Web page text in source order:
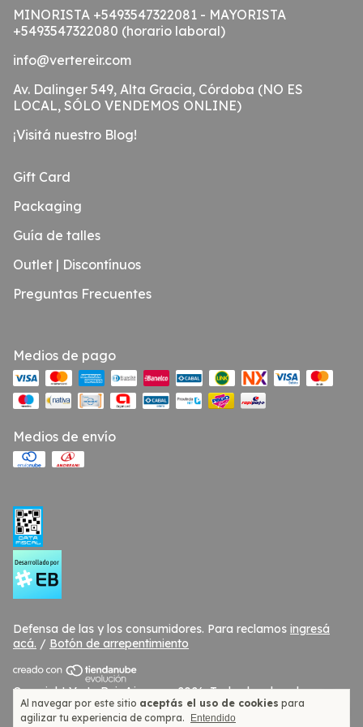
Al navegar por este sitio aceptás el uso de cookies para
agilizar tu experiencia de compra.
Entendido
MINORISTA +5493547322081 - MAYORISTA
+5493547322080 (horario laboral)
info@vertereir.com
Av. Dalinger 549, Alta Gracia, Córdoba (NO ES
LOCAL, SÓLO VENDEMOS ONLINE)
¡Visitá nuestro Blog!
Gift Card
Packaging
Guía de talles
Outlet | Discontínuos
Preguntas Frecuentes
Medios de pago
Medios de envío
Defensa de las y los consumidores. Para reclamos ingresá
acá. / Botón de arrepentimiento
Copyright Verte Reir Ajuares - 2026. Todos los derechos
reservados.